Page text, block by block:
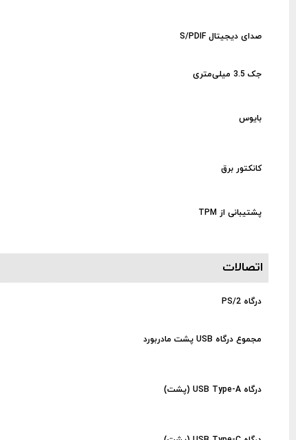
صدای دیجیتال S/PDIF
جک 3.5 میلی‌متری
بایوس
کانکتور برق
پشتیبانی از TPM
اتصالات
درگاه PS/2
مجموع درگاه USB پشت مادربورد
درگاه USB Type-A (پشت)